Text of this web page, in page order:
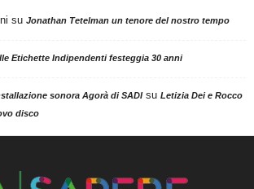
su Jonathan Tetelman un tenore del nostro tempo
Etichette Indipendenti festeggia 30 anni
sonora Agorà di SADIsu Letizia Dei e Rocco
disco